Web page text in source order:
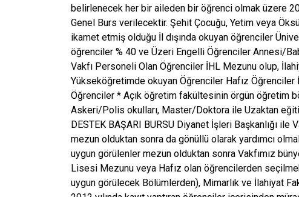
belirlenecek her bir aileden bir öğrenci olmak üzere
Genel Burs verilecektir. Şehit Çocuğu, Yetim veya
ikamet etmiş olduğu İl dışında okuyan öğrenciler
öğrenciler % 40 ve Üzeri Engelli Öğrenciler Annesi/
Vakfı Personeli Olan Öğrenciler İHL Mezunu olup,
Yükseköğretimde okuyan Öğrenciler Hafız
Öğrenciler * Açık öğretim fakültesinin örgün öğretim
Askeri/Polis okulları, Master/Doktora ile Uzaktan
DESTEK BAŞARI BURSU Diyanet İşleri Başkanlığı
mezun olduktan sonra da gönüllü olarak yardımcı
uygun görülenler mezun olduktan sonra Vakfımız
Lisesi Mezunu veya Hafız olan öğrencilerden
uygun görülecek Bölümlerden), Mimarlık ve İlahiyat